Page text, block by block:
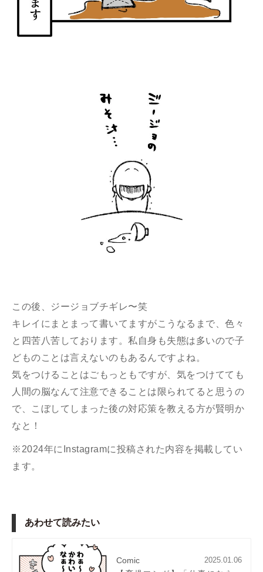
この後、ジージョブチギレ〜笑
キレイにまとまって書いてますがこうなるまで、色々
と四苦八苦しております。私自身も失態は多いので子
どものことは言えないのもあるんですよね。
気をつけることはごもっともですが、気をつけてても
人間の脳なんて注意できることは限られてると思うの
で、こぼしてしまった後の対応策を教える方が賢明か
なと！
※2024年にInstagramに投稿された内容を掲載してい
ます。
あわせて読みたい
Comic
2025.01.06